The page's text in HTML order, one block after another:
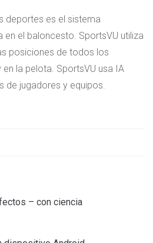
deportes es el sistema
en el baloncesto. SportsVU utiliza
posiciones de todos los
la pelota. SportsVU usa IA
de jugadores y equipos.
– con ciencia